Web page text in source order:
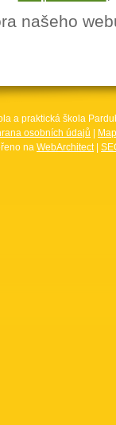
našeho
a praktická škola
osobních údajů
na WebArchitect|